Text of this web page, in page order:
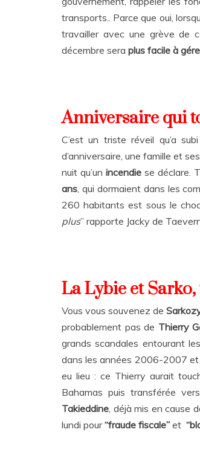
transports.. Parce que oui,
travailler avec une grève de
décembre sera plus facile à
Anniversaire qui
C’est un triste réveil qu’a
d’anniversaire, une famille et
nuit qu’un incendiese déclare.
ans, qui dormaient dans les
260 habitants est sous le
plus” rapporte Jacky de
La Lybie et
Vous vous souvenez de
probablement pas de Thierry
grands scandales entourant
dans les années 2006-2007 et
eu lieu : ce Thierry aurait
Bahamas puis transférée
Takieddine, déjà mis en cause
lundi pour“fraude fiscale” et